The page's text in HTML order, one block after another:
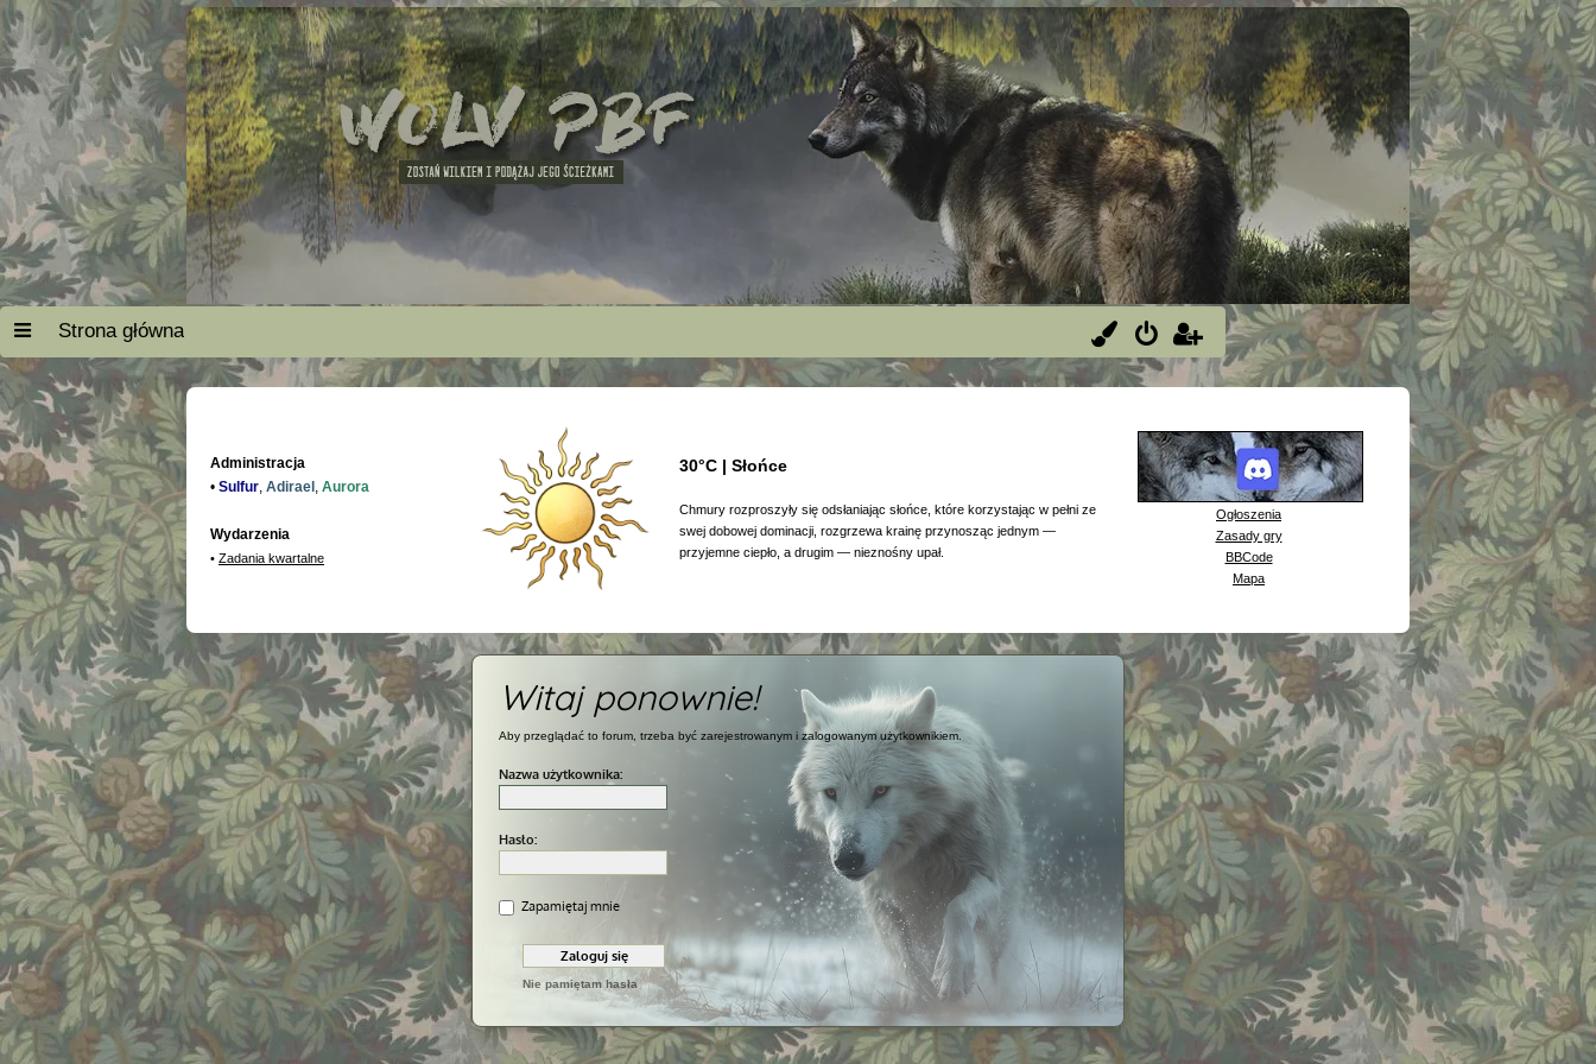
Strona główna
Administracja
• Sulfur Adirael Aurora
Wydarzenia
• Zadania kwartalne
30°C | Słońce
Chmury rozproszyły się odsłaniając słońce, które korzystając w pełni ze
swej dobowej dominacji, rozgrzewa krainę przynosząc jednym —
przyjemne ciepło, a drugim — nieznośny upał.
Ogłoszenia
Zasady gry
BBCode
Mapa
Witaj ponownie!
Aby przeglądać to forum, trzeba być zarejestrowanym i zalogowanym użytkownikiem.
Nazwa użytkownika:
Hasło:
Zapamiętaj mnie
Nie pamiętam hasła